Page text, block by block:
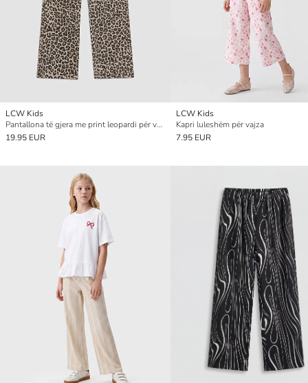
LCW Kids
Pantallona të gjera me print leopardi për vajza
19.95 EUR
LCW Kids
Kapri luleshëm për vajza
7.95 EUR